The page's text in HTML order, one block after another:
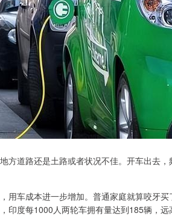
方道路还是土路或者状况不佳。开车出去
用车成本进一步增加。普通家庭就算咬牙
印度每1000人两轮车拥有量达到185辆，